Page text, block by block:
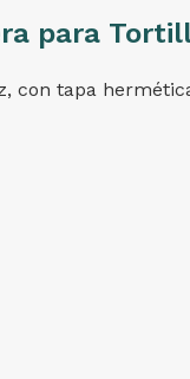
para
con tapa